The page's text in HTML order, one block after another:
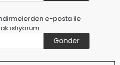
e-posta ile
istiyorum.
Gönder